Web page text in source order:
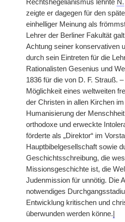
Rechtshegelianismus lehnte N.
zeigte er dagegen für den
einhelliger Meinung als
Lehrer der Berliner Fakultät
Achtung seiner konservativen
durch sein Eintreten für die
Rationalisten Gesenius und
1836 für die von D. F. Strauß. –
Möglichkeit eines weltweiten
der Christen in allen Kirchen
Humanisierung der
orthodoxe und erweckte
förderte als „Direktor“ im
Hauptbibelgesellschaft sowie
Geschichtsschreibung, die
Missionsgeschichte ist, die
Judenmission für unnötig. Die
notwendiges
Entwicklung kritischen und
überwunden werden könne.